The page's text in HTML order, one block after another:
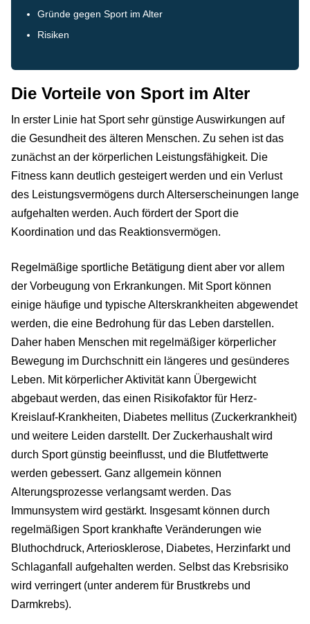
Gründe gegen Sport im Alter
Risiken
Die Vorteile von Sport im Alter
In erster Linie hat Sport sehr günstige Auswirkungen auf
die Gesundheit des älteren Menschen. Zu sehen ist das
zunächst an der körperlichen Leistungsfähigkeit. Die
Fitness kann deutlich gesteigert werden und ein Verlust
des Leistungsvermögens durch Alterserscheinungen lange
aufgehalten werden. Auch fördert der Sport die
Koordination und das Reaktionsvermögen.
Regelmäßige sportliche Betätigung dient aber vor allem
der Vorbeugung von Erkrankungen. Mit Sport können
einige häufige und typische Alterskrankheiten abgewendet
werden, die eine Bedrohung für das Leben darstellen.
Daher haben Menschen mit regelmäßiger körperlicher
Bewegung im Durchschnitt ein längeres und gesünderes
Leben. Mit körperlicher Aktivität kann Übergewicht
abgebaut werden, das einen Risikofaktor für Herz-
Kreislauf-Krankheiten, Diabetes mellitus (Zuckerkrankheit)
und weitere Leiden darstellt. Der Zuckerhaushalt wird
durch Sport günstig beeinflusst, und die Blutfettwerte
werden gebessert. Ganz allgemein können
Alterungsprozesse verlangsamt werden. Das
Immunsystem wird gestärkt. Insgesamt können durch
regelmäßigen Sport krankhafte Veränderungen wie
Bluthochdruck, Arteriosklerose, Diabetes, Herzinfarkt und
Schlaganfall aufgehalten werden. Selbst das Krebsrisiko
wird verringert (unter anderem für Brustkrebs und
Darmkrebs).